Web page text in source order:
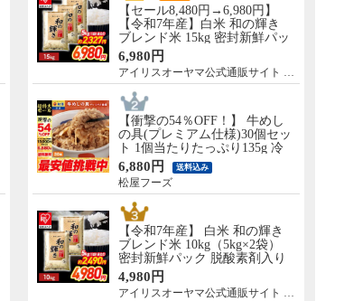
【セール8,480円→6,980円】
【令和7年産】白米 和の輝き
ブレンド米 15kg 密封新鮮パッ
ク 脱酸素剤入り 米 お米 低温
製法米 アイリスオーヤマ [食
品]
6,980円
アイリスオーヤマ公式通販サイト アイリスプラザ
【衝撃の54％OFF！】 牛めし
の具(プレミアム仕様)30個セッ
ト 1個当たりたっぷり135g 冷
凍食品 松屋牛丼 当店のイチオ
シ 非常食
6,880円 送料込み
松屋フーズ
【令和7年産】 白米 和の輝き
ブレンド米 10kg（5kg×2袋）
密封新鮮パック 脱酸素剤入り
米 お米 低温製法米 アイリスオ
ーヤマ [食品]
4,980円
アイリスオーヤマ公式通販サイト アイリスプラザ